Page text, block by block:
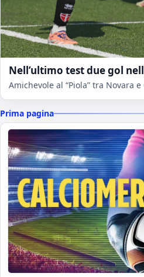
Nell’ultimo test due gol
Amichevole al “Piola” tra Novara e
Prima pagina